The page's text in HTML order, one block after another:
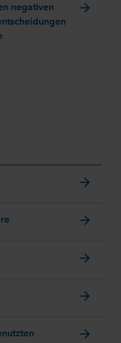
negativen
arrow_forward
arrow_forward
arrow_forward
arrow_forward
arrow_forward
arrow_forward